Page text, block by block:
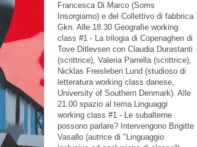
Francesca Di Marco (Soms
Insorgiamo) e del Collettivo di fabbrica
Gkn. Alle 18.30 Geografie working
class #1 - La trilogia di Copenaghen di
Tove Ditlevsen con Claudia Durastanti
(scrittrice), Valeria Parrella (scrittrice),
Nicklas Freisleben Lund (studioso di
letteratura working class danese,
University of Southern Denmark). Alle
21.00 spazio al tema Linguaggi
working class #1 - Le subalterne
possono parlare? Intervengono Brigitte
Vasallo (autrice di "Linguaggio